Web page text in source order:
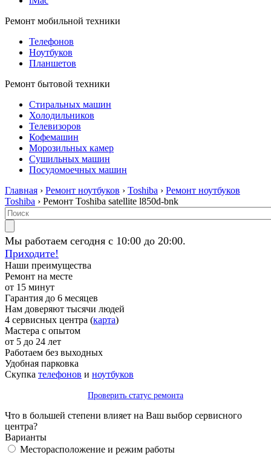
Ремонт мобильной техники
Телефонов
Ноутбуков
Планшетов
Ремонт бытовой техники
Стиральных машин
Холодильников
Телевизоров
Кофемашин
Морозильных камер
Сушильных машин
Посудомоечных машин
Главная › Ремонт ноутбуков › Toshiba › Ремонт ноутбуков
Toshiba › Ремонт Toshiba satellite l850d-bnk
Мы работаем сегодня с 10:00 до 20:00.
Приходите!
Наши преимущества
Ремонт на месте
от 15 минут
Гарантия до 6 месяцев
Нам доверяют тысячи людей
4 сервисных центра (карта)
Мастера с опытом
от 5 до 24 лет
Работаем без выходных
Удобная парковка
Скупка телефонов и ноутбуков
Проверить статус ремонта
Что в большей степени влияет на Ваш выбор сервисного
центра?
Варианты
Месторасположение и режим работы